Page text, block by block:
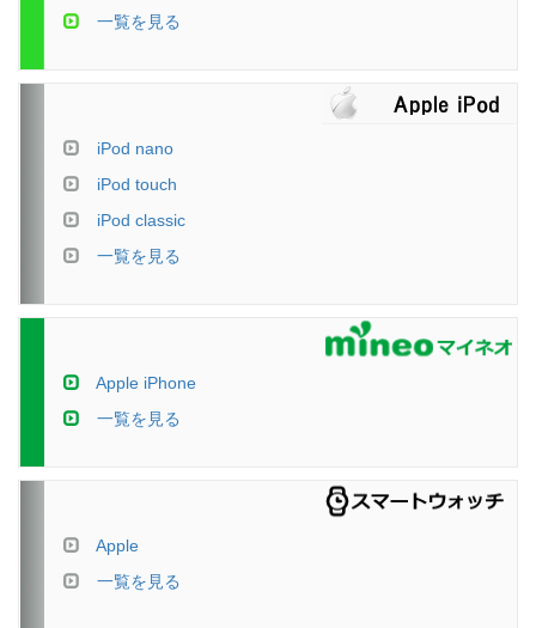
一覧を見る
iPod nano
iPod touch
iPod classic
一覧を見る
Apple iPhone
一覧を見る
Apple
一覧を見る